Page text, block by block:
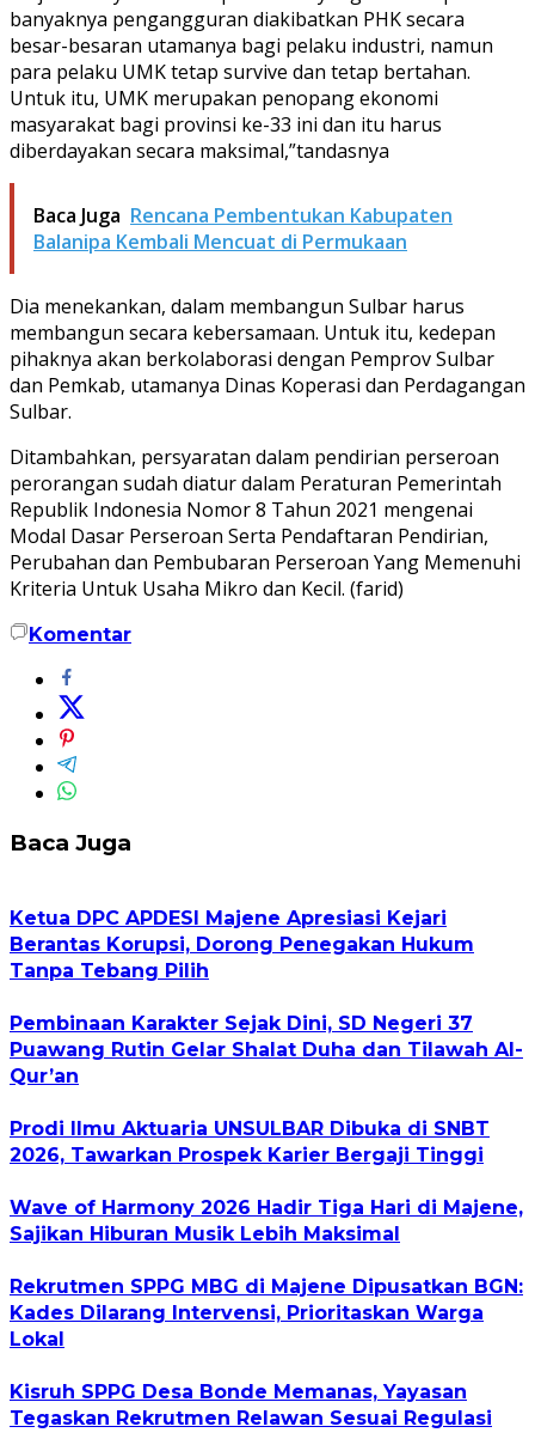
banyaknya pengangguran diakibatkan PHK secara
besar-besaran utamanya bagi pelaku industri, namun
para pelaku UMK tetap survive dan tetap bertahan.
Untuk itu, UMK merupakan penopang ekonomi
masyarakat bagi provinsi ke-33 ini dan itu harus
diberdayakan secara maksimal,”tandasnya
Baca Juga Rencana Pembentukan Kabupaten
Balanipa Kembali Mencuat di Permukaan
Dia menekankan, dalam membangun Sulbar harus
membangun secara kebersamaan. Untuk itu, kedepan
pihaknya akan berkolaborasi dengan Pemprov Sulbar
dan Pemkab, utamanya Dinas Koperasi dan Perdagangan
Sulbar.
Ditambahkan, persyaratan dalam pendirian perseroan
perorangan sudah diatur dalam Peraturan Pemerintah
Republik Indonesia Nomor 8 Tahun 2021 mengenai
Modal Dasar Perseroan Serta Pendaftaran Pendirian,
Perubahan dan Pembubaran Perseroan Yang Memenuhi
Kriteria Untuk Usaha Mikro dan Kecil. (farid)
Komentar
Baca Juga
Ketua DPC APDESI Majene Apresiasi Kejari
Berantas Korupsi, Dorong Penegakan Hukum
Tanpa Tebang Pilih
Pembinaan Karakter Sejak Dini, SD Negeri 37
Puawang Rutin Gelar Shalat Duha dan Tilawah Al-
Qur’an
Prodi Ilmu Aktuaria UNSULBAR Dibuka di SNBT
2026, Tawarkan Prospek Karier Bergaji Tinggi
Wave of Harmony 2026 Hadir Tiga Hari di Majene,
Sajikan Hiburan Musik Lebih Maksimal
Rekrutmen SPPG MBG di Majene Dipusatkan BGN:
Kades Dilarang Intervensi, Prioritaskan Warga
Lokal
Kisruh SPPG Desa Bonde Memanas, Yayasan
Tegaskan Rekrutmen Relawan Sesuai Regulasi